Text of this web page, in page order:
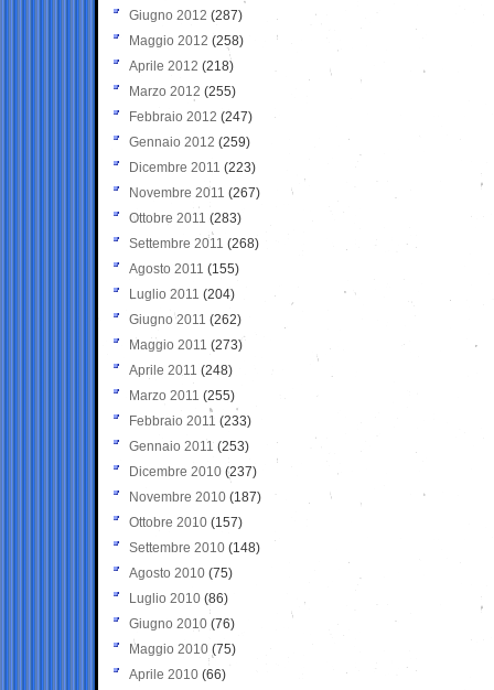
Giugno 2012 (287)
Maggio 2012 (258)
Aprile 2012 (218)
Marzo 2012 (255)
Febbraio 2012 (247)
Gennaio 2012 (259)
Dicembre 2011 (223)
Novembre 2011 (267)
Ottobre 2011 (283)
Settembre 2011 (268)
Agosto 2011 (155)
Luglio 2011 (204)
Giugno 2011 (262)
Maggio 2011 (273)
Aprile 2011 (248)
Marzo 2011 (255)
Febbraio 2011 (233)
Gennaio 2011 (253)
Dicembre 2010 (237)
Novembre 2010 (187)
Ottobre 2010 (157)
Settembre 2010 (148)
Agosto 2010 (75)
Luglio 2010 (86)
Giugno 2010 (76)
Maggio 2010 (75)
Aprile 2010 (66)